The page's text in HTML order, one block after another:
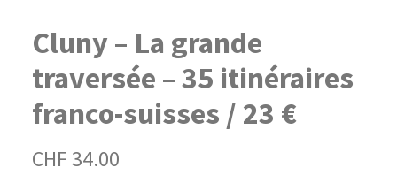
Cluny – La grande
traversée – 35 itinéraires
franco-suisses / 23 €
CHF34.00